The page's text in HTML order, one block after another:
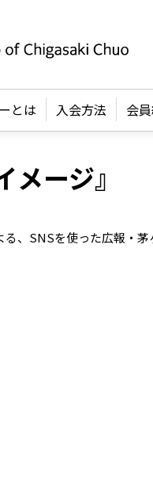
とは 入会方法 会
ージ』
、SNSを使った広報・茅